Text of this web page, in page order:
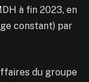
à fin 2023, en
constant) par
du groupe